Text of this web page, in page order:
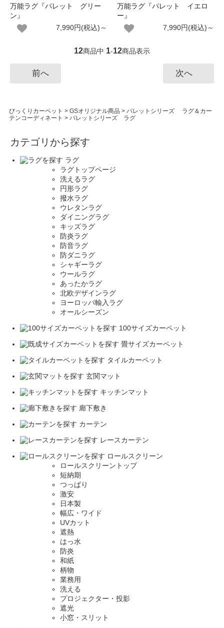
万能ラグ『パレット グリー
ン』
7,990円(税込)～
万能ラグ『パレット イエロ
ー』
7,990円(税込)～
12商品中 1-12商品表示
前へ 次へ
びっくりカーペット > GSオリジナル商品 > パレットシリーズ ラグ＆カー
テンコーディネート > パレットシリーズ ラグ
カテゴリから探す
ラグ
ラグトップページ
洗えるラグ
円形ラグ
撥水ラグ
ウレタンラグ
ダイニングラグ
キッズラグ
防炎ラグ
防音ラグ
防ダニラグ
シャギーラグ
ウールラグ
あったかラグ
北欧デザインラグ
ヨーロッパ輸入ラグ
オールシーズン
100サイズカーペット
畳サイズカーペット
タイルカーペット
玄関マット
キッチンマット
廊下敷き
カーテン
レースカーテン
ロールスクリーン
ロールスクリーントップ
短納期
つっぱり
激安
日本製
幅広・ワイド
UVカット
遮熱
はっ水
防炎
和紙
柄物
業務用
洗える
プロジェクター・投影
遮光
小窓・スリット